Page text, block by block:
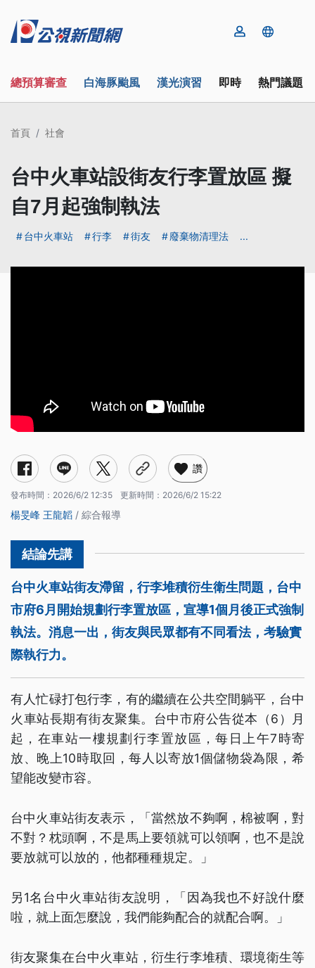
總預算審查 白海豚颱風 漢光演習 即時 熱門議題
首頁 社會
台中火車站設街友行李置放區 擬
自7月起強制執法
台中火車站 行李 街友 廢棄物清理法 ...
讚
發布時間： 2026/6/2 12:35 更新時間： 2026/6/2 15:22
楊旻峰 王龍韜 / 綜合報導
台中火車站街友滯留，行李堆積衍生衛生問題，台中
市府6月開始規劃行李置放區，宣導1個月後正式強制
執法。消息一出，街友與民眾都有不同看法，考驗實
際執行力。
有人忙碌打包行李，有的繼續在公共空間躺平，台中
火車站長期有街友聚集。台中市府公告從本（6）月
起，在車站一樓規劃行李置放區，每日上午7時寄
放、晚上10時取回，每人以寄放1個儲物袋為限，希
望能改變市容。
台中火車站街友表示，「當然放不夠啊，棉被啊，對
不對？枕頭啊，不是馬上要領就可以領啊，也不是說
要放就可以放的，他都種種規定。」
另1名台中火車站街友說明，「因為我也不好說什麼
啦，就上面怎麼說，我們能夠配合的就配合啊。」
街友聚集在台中火車站，衍生行李堆積、環境衛生等